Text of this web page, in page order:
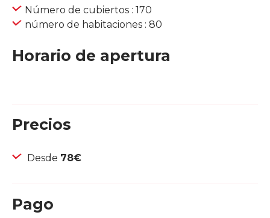
Número de cubiertos : 170
número de habitaciones : 80
Horario de apertura
Precios
Desde 78€
Pago